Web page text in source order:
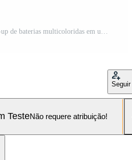
Seguir
TesteNão requere atribuição!